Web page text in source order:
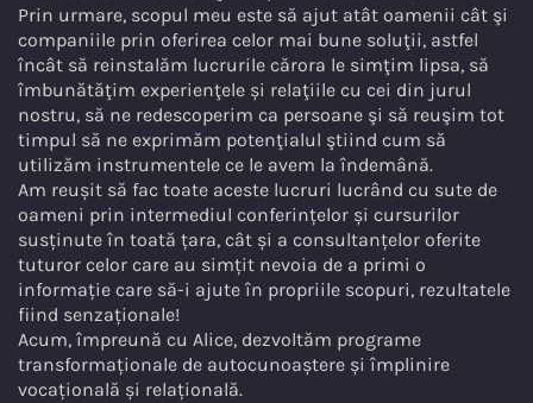
Prin urmare, scopul meu este să ajut atât oamenii cât şi
companiile prin oferirea celor mai bune soluţii, astfel
încât să reinstalăm lucrurile cărora le simţim lipsa, să
îmbunătăţim experienţele și relaţiile cu cei din jurul
nostru, să ne redescoperim ca persoane şi să reuşim tot
timpul să ne exprimăm potenţialul ştiind cum să
utilizăm instrumentele ce le avem la îndemână.
Am reușit să fac toate aceste lucruri lucrând cu sute de
oameni prin intermediul conferințelor și cursurilor
susținute în toată țara, cât și a consultanțelor oferite
tuturor celor care au simțit nevoia de a primi o
informație care să-i ajute în propriile scopuri, rezultatele
fiind senzaționale!
Acum, împreună cu Alice, dezvoltăm programe
transformaționale de autocunoaștere și împlinire
vocațională și relațională.